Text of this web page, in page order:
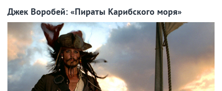
Джек Воробей: «Пираты Карибского моря»